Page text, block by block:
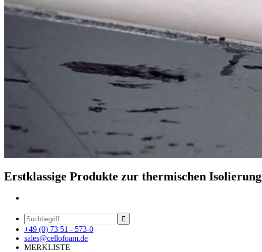
Erstklassige Produkte zur thermischen Isolierung

+49 (0) 73 51 - 573-0
sales@cellofoam.de
MERKLISTE